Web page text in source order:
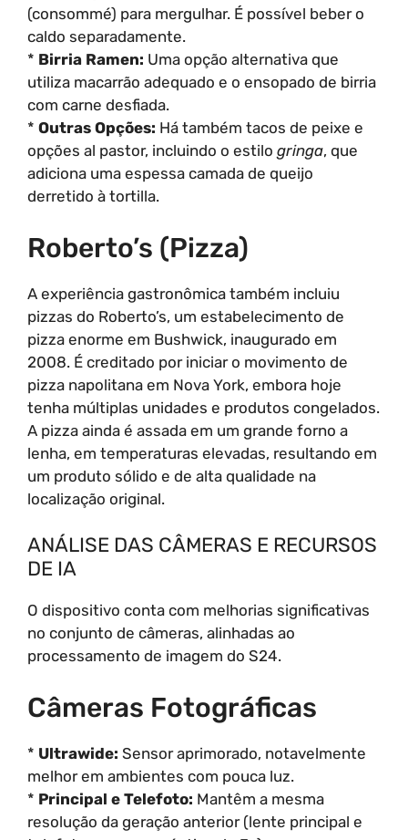
(consommé) para mergulhar. É possível beber o
caldo separadamente.
* Birria Ramen: Uma opção alternativa que
utiliza macarrão adequado e o ensopado de birria
com carne desfiada.
* Outras Opções: Há também tacos de peixe e
opções al pastor, incluindo o estilo gringa, que
adiciona uma espessa camada de queijo
derretido à tortilla.
Roberto’s (Pizza)
A experiência gastronômica também incluiu
pizzas do Roberto’s, um estabelecimento de
pizza enorme em Bushwick, inaugurado em
2008. É creditado por iniciar o movimento de
pizza napolitana em Nova York, embora hoje
tenha múltiplas unidades e produtos congelados.
A pizza ainda é assada em um grande forno a
lenha, em temperaturas elevadas, resultando em
um produto sólido e de alta qualidade na
localização original.
ANÁLISE DAS CÂMERAS E RECURSOS
DE IA
O dispositivo conta com melhorias significativas
no conjunto de câmeras, alinhadas ao
processamento de imagem do S24.
Câmeras Fotográficas
* Ultrawide: Sensor aprimorado, notavelmente
melhor em ambientes com pouca luz.
* Principal e Telefoto: Mantêm a mesma
resolução da geração anterior (lente principal e